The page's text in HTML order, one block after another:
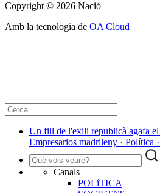
Copyright © 2026 Nació
Amb la tecnologia de OA Cloud
Un fill de l'exili republicà agafa
Empresarios madrileny · Política
Canals
POLíTICA